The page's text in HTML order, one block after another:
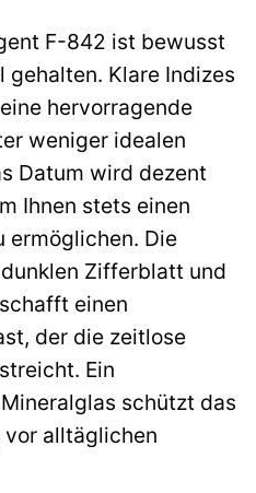
F-842 ist bewusst
Klare Indizes
hervorragende
weniger idealen
Datum wird dezent
Ihnen stets einen
ermöglichen. Die
Zifferblatt und
einen
der die zeitlose
Ein
schützt das
alltäglichen